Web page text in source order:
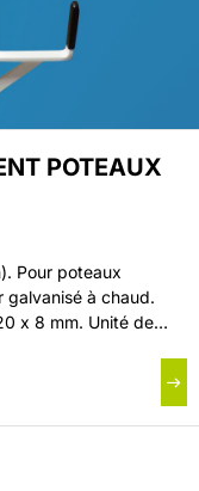
POTEAUX
Pour poteaux
galvanisé à chaud.
x 8 mm. Unité de